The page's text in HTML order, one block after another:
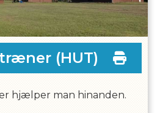
(HUT)
hjælper man hinanden.